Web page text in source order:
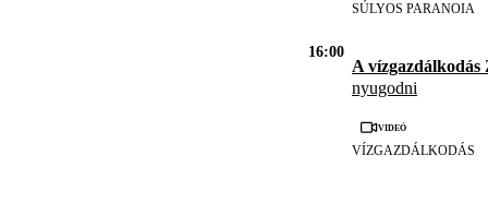
SÚLYOS PARANOIA
16:00
A vízgazdálkodás
nyugodni
Videó
VÍZGAZDÁLKODÁS